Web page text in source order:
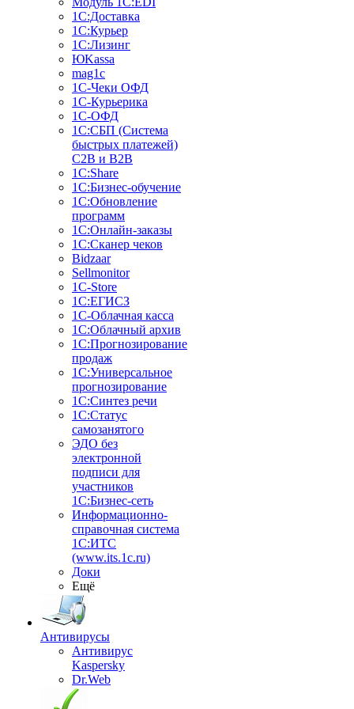
1С:Доставка
1С:Курьер
1С:Лизинг
ЮKassa
mag1c
1С-Чеки ОФД
1С-Курьерика
1С-ОФД
1С:СБП (Система
быстрых платежей)
C2B и B2B
1С:Share
1С:Бизнес-обучение
1С:Обновление
программ
1С:Онлайн-заказы
1С:Сканер чеков
Bidzaar
Sellmonitor
1C-Store
1С:ЕГИСЗ
1С-Облачная касса
1С:Облачный архив
1С:Прогнозирование
продаж
1С:Универсальное
прогнозирование
1С:Синтез речи
1С:Статус
самозанятого
ЭДО без
электронной
подписи для
участников
1С:Бизнес-сеть
Информационно-
справочная система
1С:ИТС
(www.its.1c.ru)
Доки
Ещё
Антивирусы
Антивирус
Kaspersky
Dr.Web